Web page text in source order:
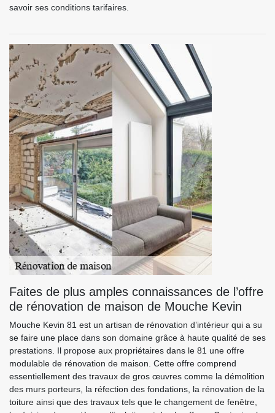
savoir ses conditions tarifaires.
Faites de plus amples connaissances de l’offre
de rénovation de maison de Mouche Kevin
Mouche Kevin 81 est un artisan de rénovation d’intérieur qui a su
se faire une place dans son domaine grâce à haute qualité de ses
prestations. Il propose aux propriétaires dans le 81 une offre
modulable de rénovation de maison. Cette offre comprend
essentiellement des travaux de gros œuvres comme la démolition
des murs porteurs, la réfection des fondations, la rénovation de la
toiture ainsi que des travaux tels que le changement de fenêtre,